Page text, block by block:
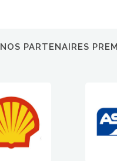
NOS PARTENAIRES